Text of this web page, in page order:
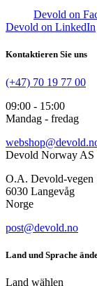
Devold on
Devold on LinkedIn
Kontaktieren Sie uns
(+47) 70 19 77 00
09:00 - 15:00
Mandag - fredag
Devold Norway AS
O.A. Devold-vegen
6030 Langevåg
Norge
post@devold.no
Land und Sprache
Land wählen